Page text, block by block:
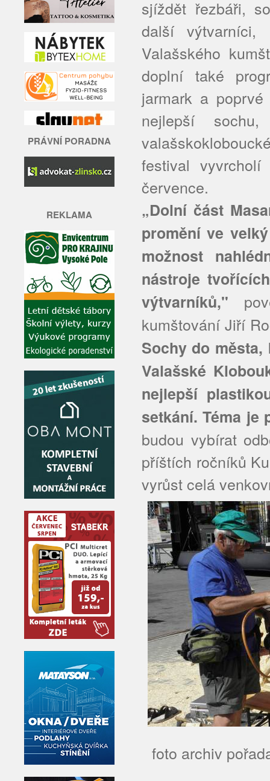
PRÁVNÍ PORADNA
REKLAMA
sjíždět řezbáři,
další
Valašského
doplní také
jarmark a
nejlepší
festival
července.
„Dolní část
promění ve
možnost
nástroje
výtvarníků,"
kumštování Jiří
Sochy do
Valašské
nejlepší
setkání. Téma je
budou vybírat
příštích ročníků
vyrůst celá
foto archiv